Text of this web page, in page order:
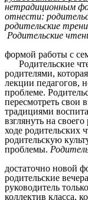
нетрадиционным
отнести:
родительские
формой работы с
Родительские
родителями,
лекции педагогов,
проблеме.
пересмотреть свои
традициями
взглянуть на
ходе родительских
родительскую
проблемы.
достаточно новой
родительские
руководитель
коллектив класса,